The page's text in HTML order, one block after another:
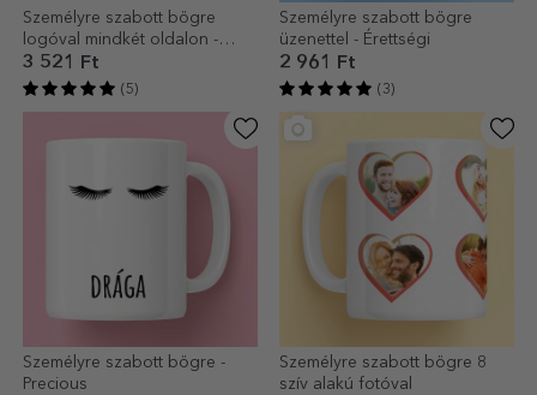
Személyre szabott bögre
logóval mindkét oldalon -
fekete háttér
3 521 Ft
(5)
Személyre szabott bögre
üzenettel - Érettségi
2 961 Ft
(3)
Személyre szabott bögre -
Precious
Személyre szabott bögre 8
szív alakú fotóval